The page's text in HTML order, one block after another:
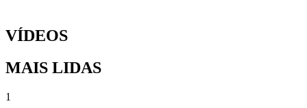
VÍDEOS
MAIS LIDAS
1